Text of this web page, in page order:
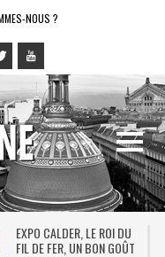
NOUS ?
EXPO CALDER, LE ROI DU
FIL DE FER, UN BON GOÛT